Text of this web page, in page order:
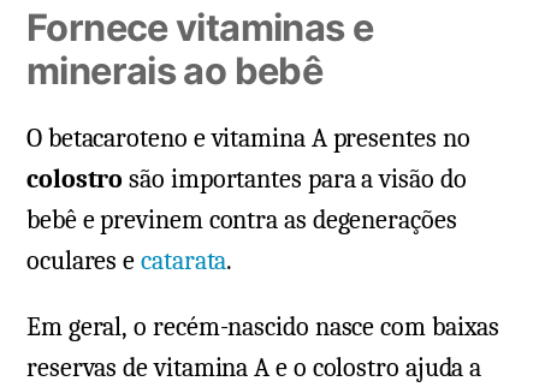
Fornece vitaminas e
minerais ao bebê
O betacaroteno e vitamina A presentes no
colostro são importantes para a visão do
bebê e previnem contra as degenerações
oculares ecatarata.
Em geral, o recém-nascido nasce com baixas
reservas de vitamina A e o colostro ajuda a